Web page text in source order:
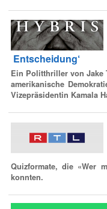
Entscheidung‘
Ein Politthriller von Jake
amerikanische
Vizepräsidentin Kamala
Quizformate, die «Wer
konnten.